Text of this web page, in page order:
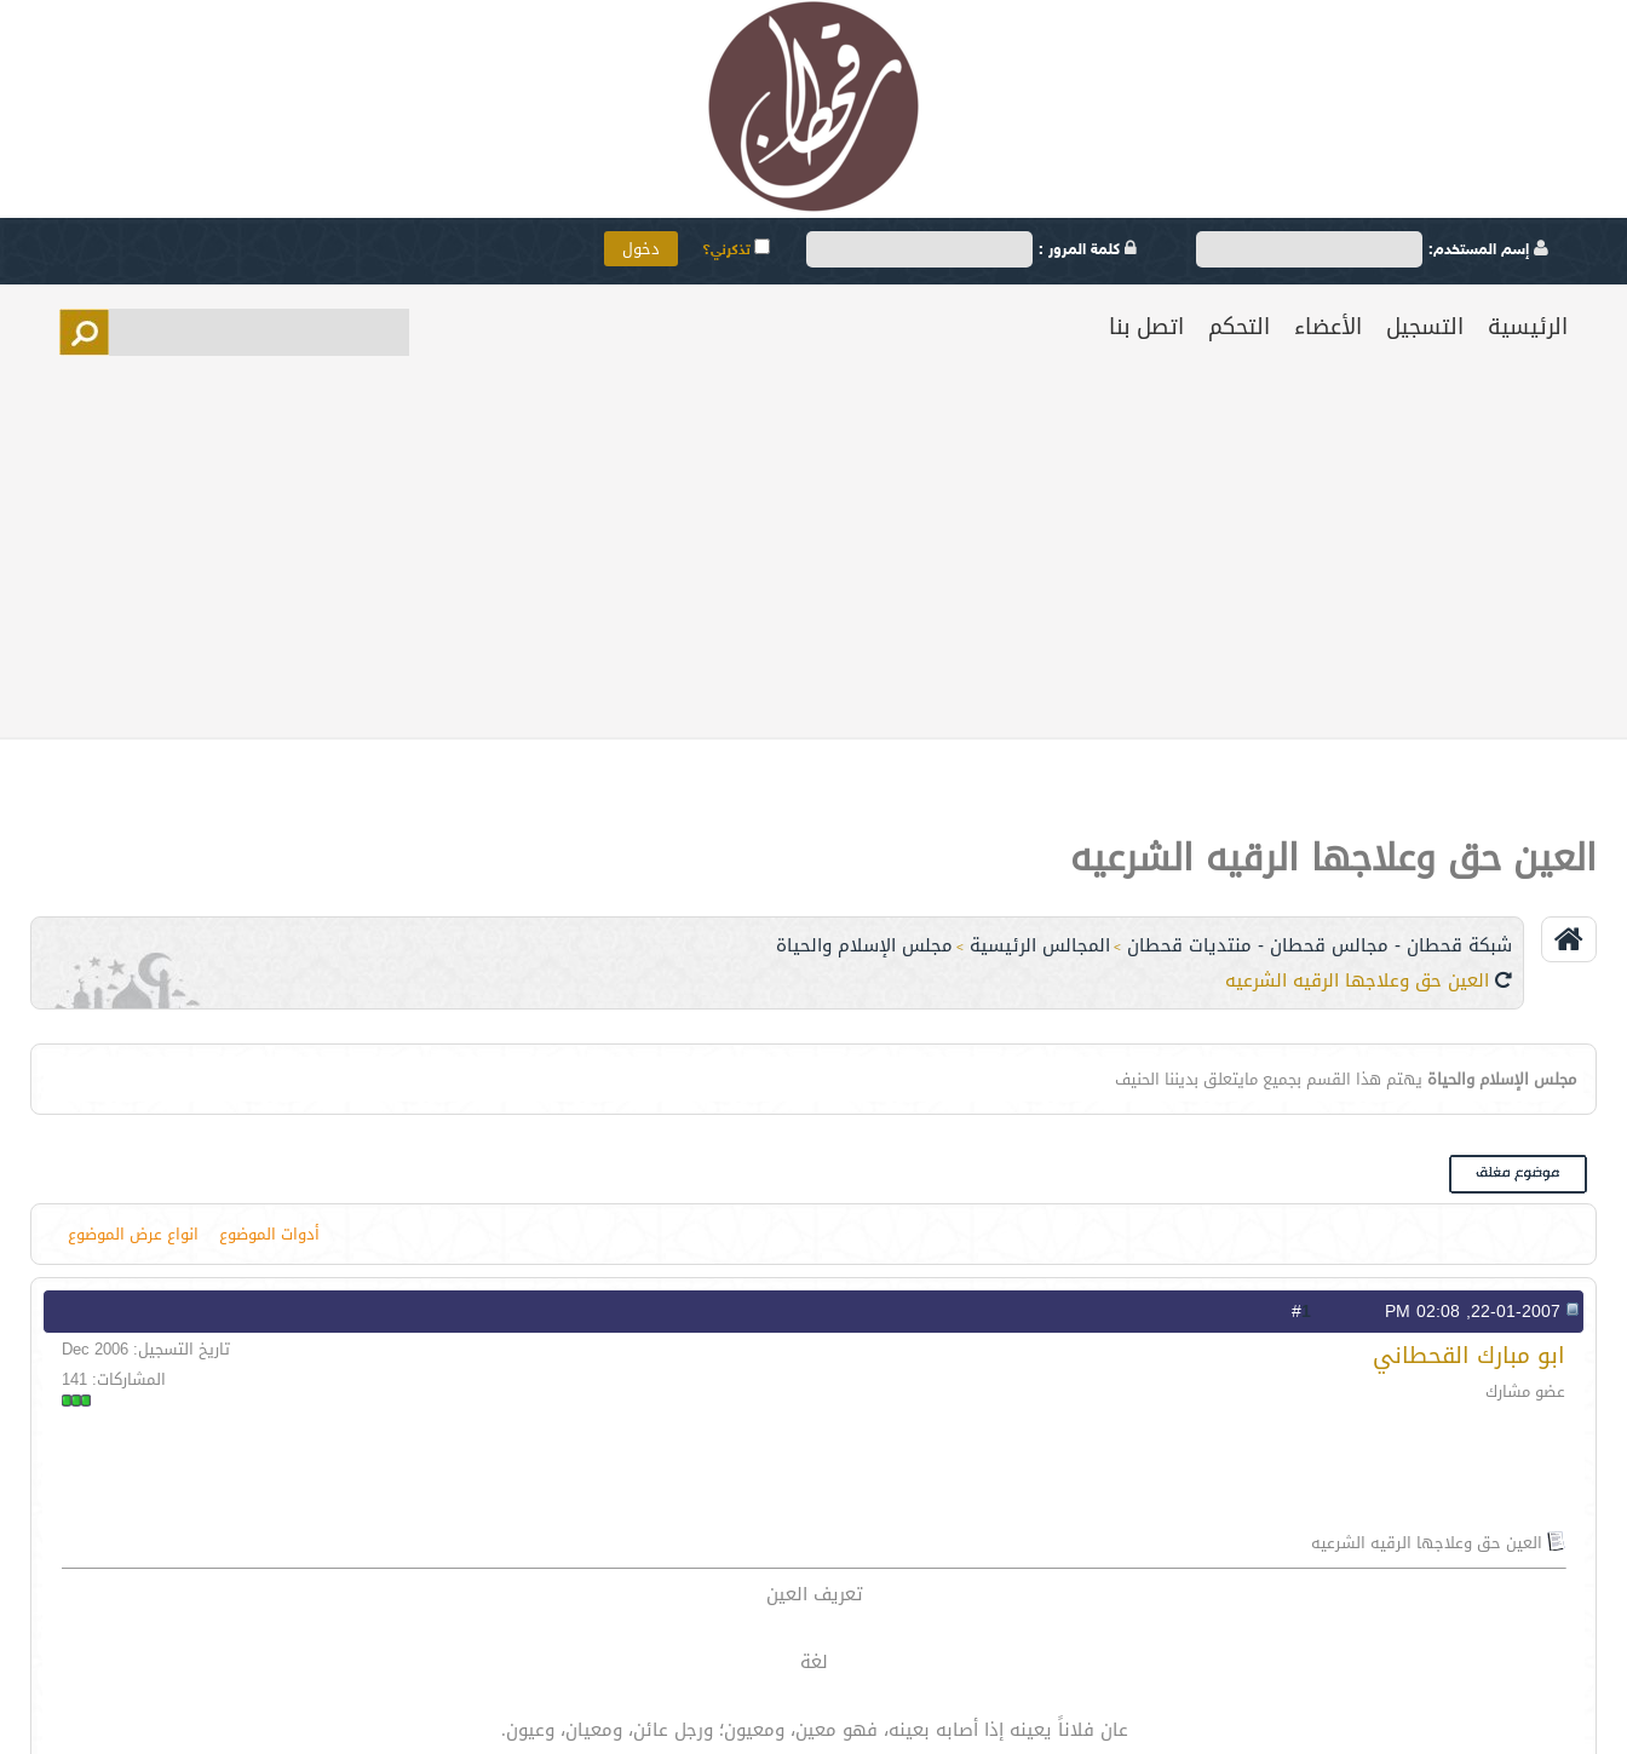
إسم المستخدم: كلمة المرور : تذكرني؟
الرئيسية التسجيل الأعضاء التحكم اتصل بنا
العين حق وعلاجها الرقيه الشرعيه
شبكة قحطان - مجالس قحطان - منتديات قحطان > المجالس الرئيسية > مجلس الإسلام والحياة
العين حق وعلاجها الرقيه الشرعيه
مجلس الإسلام والحياة يهتم هذا القسم بجميع مايتعلق بديننا الحنيف
أدوات الموضوع انواع عرض الموضوع
1
ابو مبارك القحطاني
عضو مشارك
تاريخ التسجيل: Dec 2006
المشاركات: 141
العين حق وعلاجها الرقيه الشرعيه
تعريف العين
لغة
عان فلاناً يعينه إذا أصابه بعينه، فهو معين، ومعيون؛ ورجل عائن، ومعيان، وعيون.